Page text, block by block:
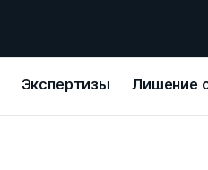
Экспертизы Лишение